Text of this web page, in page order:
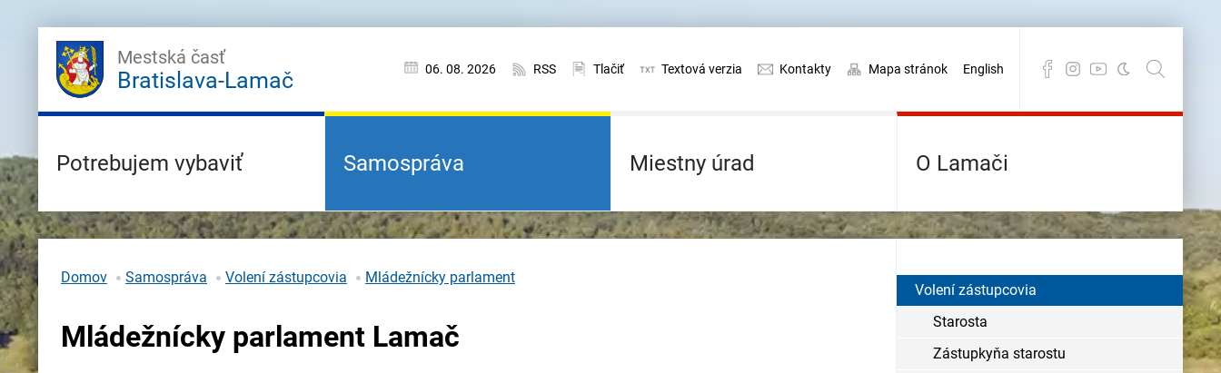
Mestská časť
Bratislava-Lamač 06. 08. 2026 RSS Tlačiť Textová verzia Kontakty Mapa stránok English
Potrebujem vybaviť Samospráva Miestny úrad O Lamači
Domov Samospráva Volení zástupcovia Mládežnícky parlament
Mládežnícky parlament Lamač
Volení zástupcovia
Starosta
Zástupkyňa starostu